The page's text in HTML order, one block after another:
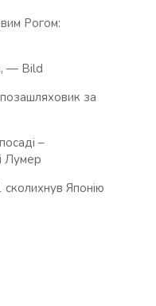
Рогом:
— Bild
за
–
Лумер
Японію